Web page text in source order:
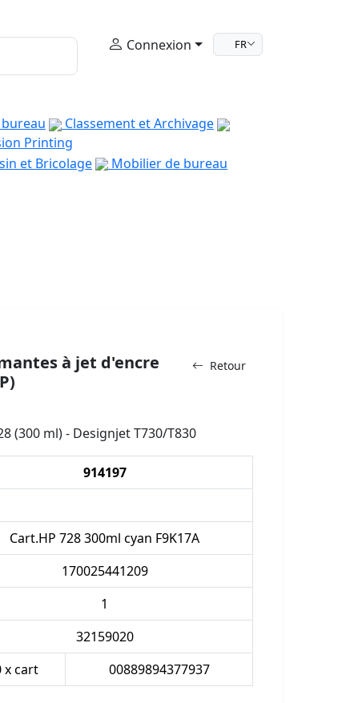
Connexion FR
Classement et Archivage
Printing
et Bricolage
Mobilier de bureau
Retour
à jet d'encre
(300 ml) - Designjet T730/T830
914197
Cart.HP 728 300ml cyan F9K17A
170025441209
1
32159020
x cart 00889894377937